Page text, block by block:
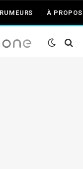
RUMEURS À PROPOS